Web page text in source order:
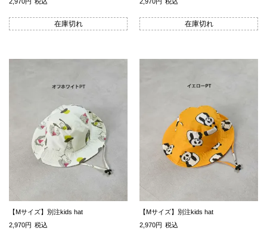
在庫切れ 在庫切れ
【Mサイズ】別注kids hat
2,970
税込
【Mサイズ】別注kids hat
2,970
税込